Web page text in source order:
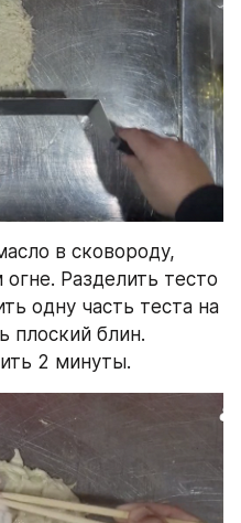
в сковороду,
Разделить тесто
одну часть теста на
плоский блин.
2 минуты.